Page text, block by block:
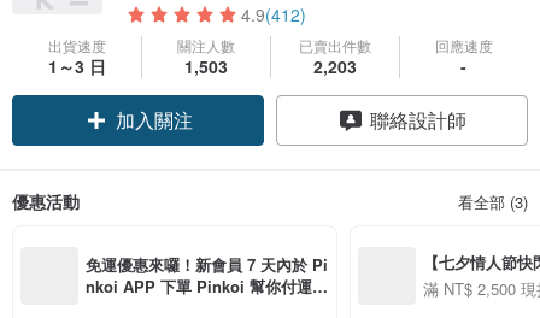
4.9(412)
出貨速度
1～3 日
關注人數
1,503
已賣出件數
2,203
回應速度
-
加入關注 聯絡設計師
優惠活動 看全部 (3)
免運優惠來囉！新會員 7 天內於 Pi
nkoi APP 下單 Pinkoi 幫你付運
【七夕情人節
用 APP 購買任
00 現折 NT$100
滿 NT$ 2,500